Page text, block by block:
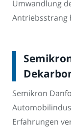
Umwandlung
Antriebsstrang
Semikron
Erfahrungen